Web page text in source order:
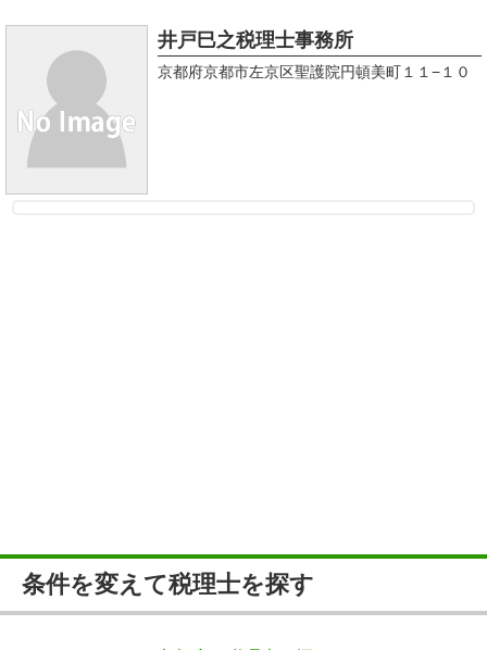
井戸巳之税理士事務所
京都府京都市左京区聖護院円頓美町１１−１０
条件を変えて税理士を探す